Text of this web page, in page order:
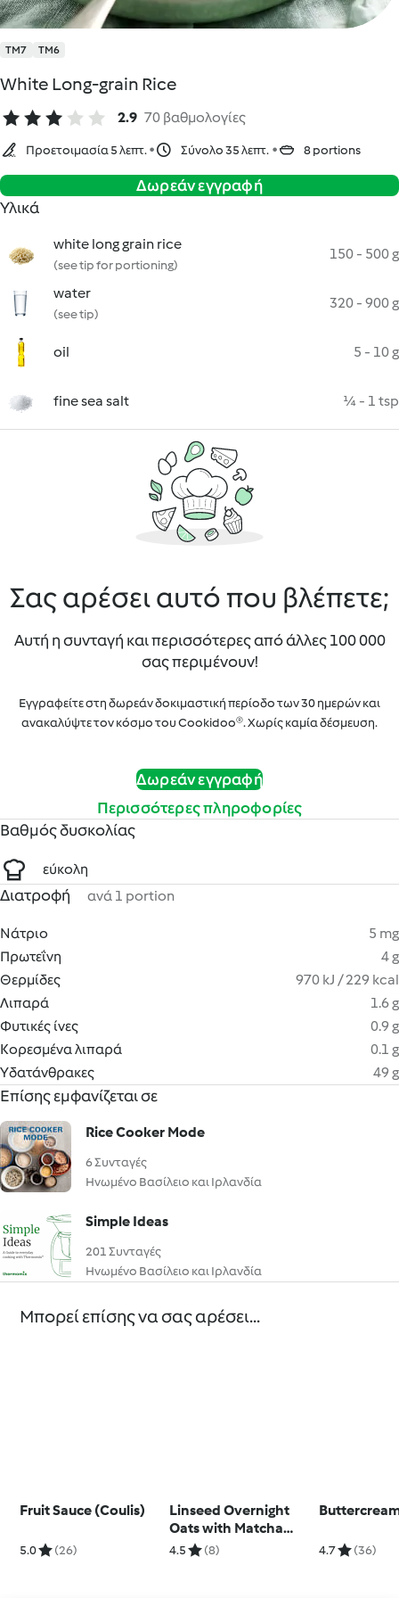
TM7 TM6
White Long-grain Rice
2.9 70 βαθμολογίες
Προετοιμασία 5 λεπτ. Σύνολο 35 λεπτ. 8 portions
Δωρεάν εγγραφή
Υλικά
white long grain rice
(see tip for portioning)
150 - 500 g
water
(see tip)
320 - 900 g
oil 5 - 10 g
fine sea salt ¼ - 1 tsp
Σας αρέσει αυτό που βλέπετε;
Αυτή η συνταγή και περισσότερες από άλλες 100 000
σας περιμένουν!
Εγγραφείτε στη δωρεάν δοκιμαστική περίοδο των 30 ημερών και
ανακαλύψτε τον κόσμο του Cookidoo®. Χωρίς καμία δέσμευση.
Δωρεάν εγγραφή
Περισσότερες πληροφορίες
Βαθμός δυσκολίας
εύκολη
Διατροφή ανά 1 portion
Νάτριο
5 mg
Πρωτεΐνη
4 g
Θερμίδες
970 kJ / 229 kcal
Λιπαρά
1.6 g
Φυτικές ίνες
0.9 g
Κορεσμένα λιπαρά
0.1 g
Υδατάνθρακες
49 g
Επίσης εμφανίζεται σε
Rice Cooker Mode
6 Συνταγές
Ηνωμένο Βασίλειο και Ιρλανδία
Simple Ideas
201 Συνταγές
Ηνωμένο Βασίλειο και Ιρλανδία
Μπορεί επίσης να σας αρέσει...
Fruit Sauce (Coulis)
5.0 (26)
Linseed Overnight
Oats with Matcha
Yoghurt
4.5 (8) 4.7 (36)